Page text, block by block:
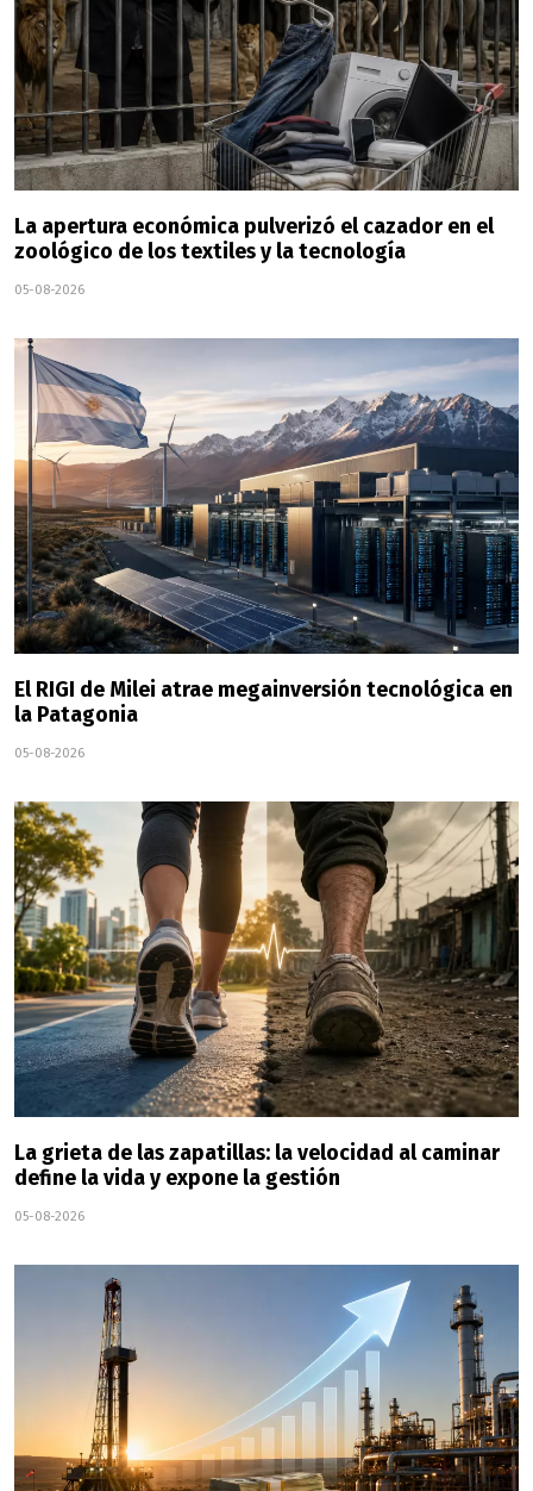
La apertura económica pulverizó el cazador en el
zoológico de los textiles y la tecnología
05-08-2026
El RIGI de Milei atrae megainversión tecnológica en
la Patagonia
05-08-2026
La grieta de las zapatillas: la velocidad al caminar
define la vida y expone la gestión
05-08-2026